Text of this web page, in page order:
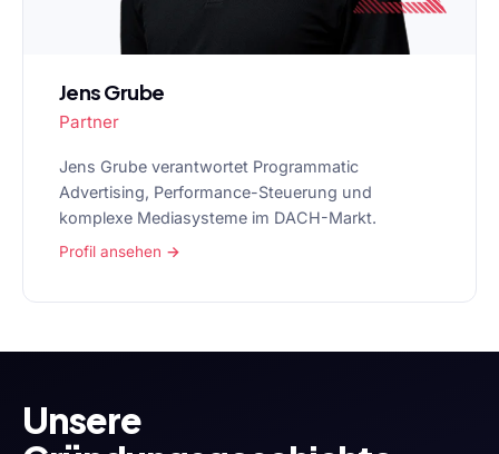
Jens Grube
Partner
Jens Grube verantwortet Programmatic
Advertising, Performance-Steuerung und
komplexe Mediasysteme im DACH-Markt.
Profil ansehen →
Unsere